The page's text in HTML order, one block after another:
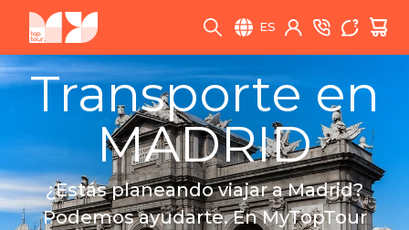
ES
Transporte en
MADRID
¿Estás planeando viajar a Madrid?
Podemos ayudarte. En MyTopTour